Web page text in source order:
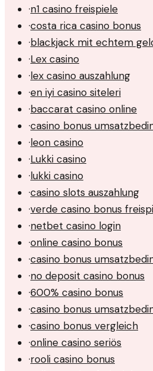
·n1 casino freispiele
·costa rica casino bonus
·blackjack mit echtem
·Lex casino
·lex casino auszahlung
·en iyi casino siteleri
·baccarat casino online
·casino bonus
·leon casino
·Lukki casino
·lukki casino
·casino slots auszahlung
·verde casino bonus
·netbet casino login
·online casino bonus
·casino bonus
·no deposit casino bonus
·600% casino bonus
·casino bonus
·casino bonus vergleich
·online casino seriös
·rooli casino bonus